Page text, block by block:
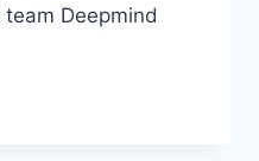
Deepmind